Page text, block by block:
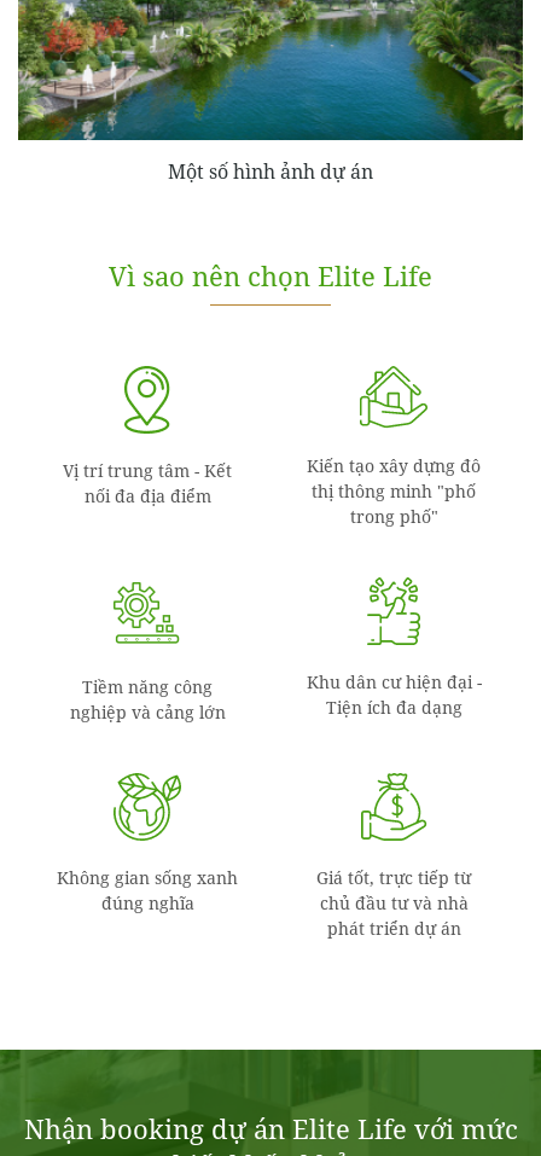
Một số hình ảnh dự án
Vì sao nên chọn Elite Life
Vị trí trung tâm - Kết
nối đa địa điểm
Kiến tạo xây dựng đô
thị thông minh "phố
trong phố"
Tiềm năng công
nghiệp và cảng lớn
Khu dân cư hiện đại -
Tiện ích đa dạng
Không gian sống xanh
đúng nghĩa
Giá tốt, trực tiếp từ
chủ đầu tư và nhà
phát triển dự án
Nhận booking dự án Elite Life với mức